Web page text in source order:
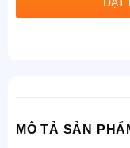
ĐẶT
MÔ TẢ SẢN